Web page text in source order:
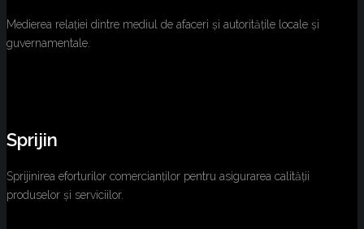
Medierea relației dintre mediul de afaceri și autoritățile locale și
guvernamentale.
Sprijin
Sprijinirea eforturilor comercianților pentru asigurarea calității
produselor și serviciilor.